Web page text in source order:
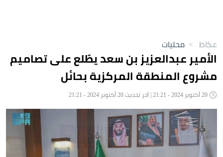
عكاظ > محليات
الأمير عبدالعزيز بن سعد يطّلع على تصاميم
مشروع المنطقة المركزية بحائل